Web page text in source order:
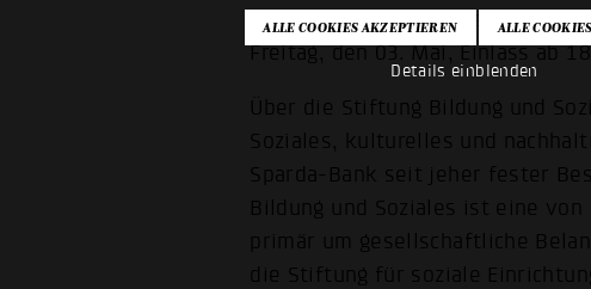
Details einblenden
SpardaWelt Eventcenter Am Hbf
Freitag, den 03. Mai, Einlass ab
Über die Stiftung Bildung und
Soziales, kulturelles und
Sparda-Bank seit jeher fester
Bildung und Soziales ist eine
primär um gesellschaftliche
die Stiftung für soziale